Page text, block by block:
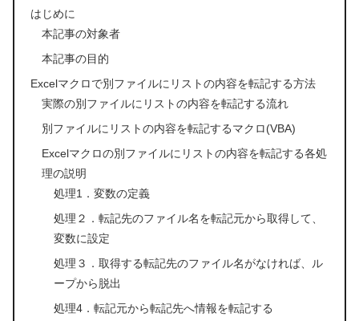
はじめに
本記事の対象者
本記事の目的
Excelマクロで別ファイルにリストの内容を転記する方法
実際の別ファイルにリストの内容を転記する流れ
別ファイルにリストの内容を転記するマクロ(VBA)
Excelマクロの別ファイルにリストの内容を転記する各処
理の説明
処理1．変数の定義
処理２．転記先のファイル名を転記元から取得して、
変数に設定
処理３．取得する転記先のファイル名がなければ、ル
ープから脱出
処理4．転記元から転記先へ情報を転記する